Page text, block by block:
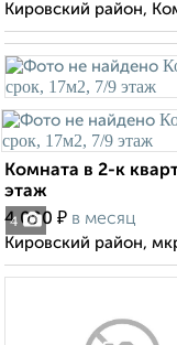
Кировский район,
4
Комната в 2-к
этаж
4 000 ₽ в месяц
Кировский район,